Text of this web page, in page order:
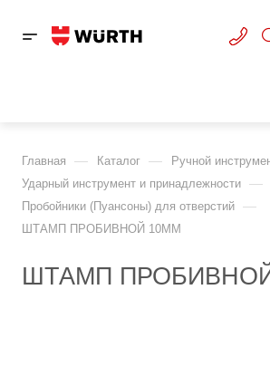
Главная — Каталог — Ручной
Ударный инструмент и принадлежности —
Пробойники (Пуансоны) для отверстий —
ШТАМП ПРОБИВНОЙ 10ММ
ШТАМП